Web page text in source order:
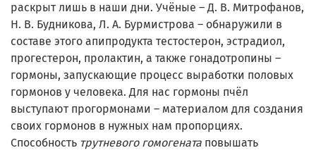
раскрыт лишь в наши дни. Учёные – Д. В. Митрофанов,
Н. В. Будникова, Л. А. Бурмистрова – обнаружили в
составе этого апипродукта тестостерон, эстрадиол,
прогестерон, пролактин, а также гонадотропины –
гормоны, запускающие процесс выработки половых
гормонов у человека. Для нас гормоны пчёл
выступают прогормонами – материалом для создания
своих гормонов в нужных нам пропорциях.
Способность трутневого гомогената повышать